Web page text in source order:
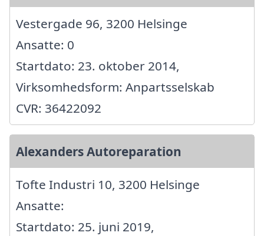
Vestergade 96, 3200 Helsinge
Ansatte: 0
Startdato: 23. oktober 2014,
Virksomhedsform: Anpartsselskab
CVR: 36422092
Alexanders Autoreparation
Tofte Industri 10, 3200 Helsinge
Ansatte:
Startdato: 25. juni 2019,